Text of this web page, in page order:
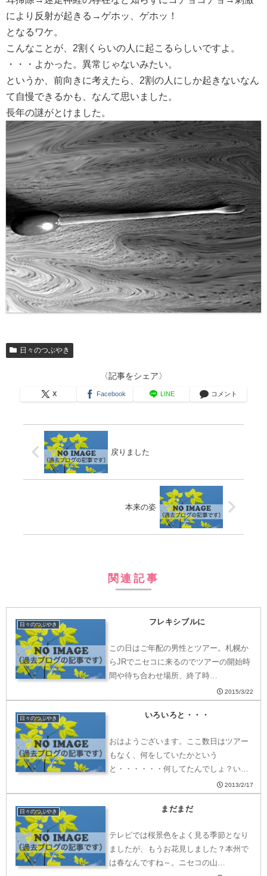
により反射が起きる→ゲホッ、ゲホッ！
となるワケ。
こんなことが、2割くらいの人に起こるらしいですよ。
・・・よかった。異常じゃないみたい。
というか、前向きに考えたら、2割の人にしか起きないなん
て自慢できるかも、なんて思いました。
長年の謎がとけました。
日々のつぶやき
〈記事をシェア〉
X Facebook LINE コメント
戻りました
本来の姿
関連記事
日々のつぶやき フレキシブルに
この日はご年配の男性とツアー。札幌か
らJRでニセコに来るのでツアーの開始時
間や待ち合わせ場所、終了時…
2015/3/22
日々のつぶやき いろいろと・・・
おはようございます。ここ数日はツアー
もなく、何をしていたかという
と・・・・・・何してたんでしょ？い
2013/2/17
日々のつぶやき まだまだ
テレビでは桜景色をよく見る季節となり
ましたが、もうお花見しました？本州で
は春なんですね～。ニセコの山…